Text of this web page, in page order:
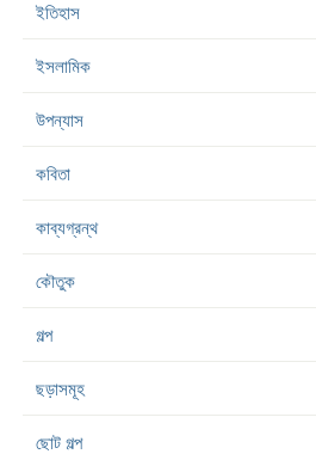
ইতিহাস
ইসলামিক
উপন্যাস
কবিতা
কাব্যগ্রন্থ
কৌতুক
গল্প
ছড়াসমূহ
ছোট গল্প